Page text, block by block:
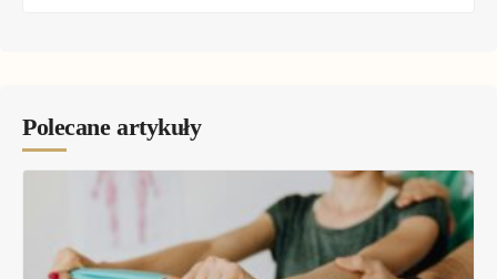
Polecane artykuły